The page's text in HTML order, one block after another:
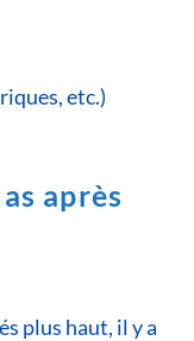
etc.)
après
plus haut, il y a